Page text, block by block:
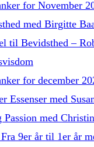
for November
med Birgitte
til Bevidsthed –
for december
Essenser med
med
9er år til 1er år